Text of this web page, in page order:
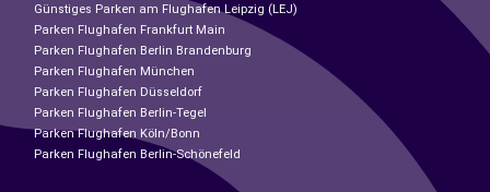
Günstiges Parken am Flughafen Leipzig (LEJ)
Parken Flughafen Frankfurt Main
Parken Flughafen Berlin Brandenburg
Parken Flughafen München
Parken Flughafen Düsseldorf
Parken Flughafen Berlin-Tegel
Parken Flughafen Köln/Bonn
Parken Flughafen Berlin-Schönefeld